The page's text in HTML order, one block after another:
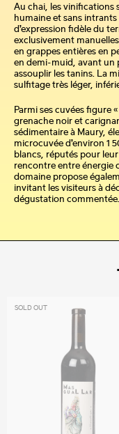
Au chai, les vinifications
humaine et sans
d’expression fidèle du
exclusivement
en grappes entières en
en demi-muid, avant un
assouplir les tanins. La
sulfitage très léger,
Parmi ses cuvées figure
grenache noir et
sédimentaire à Maury,
microcuvée d’environ 1
blancs, réputés pour
rencontre entre énergie
domaine propose
invitant les visiteurs à
dégustation commentée.
SOLD OUT